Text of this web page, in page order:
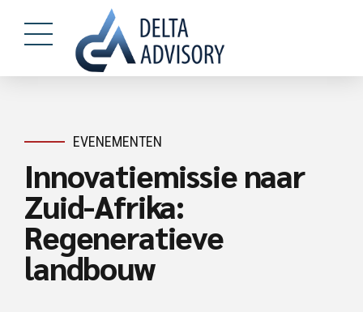
EVENEMENTEN
Innovatiemissie naar
Zuid-Afrika:
Regeneratieve
landbouw